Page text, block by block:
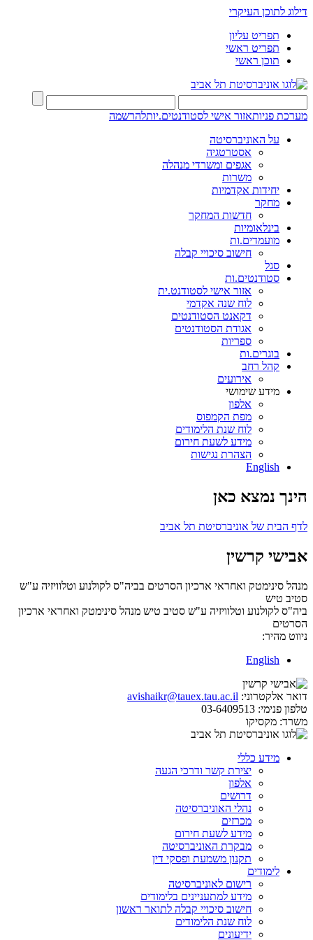
דילוג לתוכן העיקרי
תפריט עליון
תפריט ראשי
תוכן ראשי
מערכת פניותאזור אישי לסטודנטים.יותלהרשמה
על האוניברסיטה
אסטרטגיה
אגפים ומשרדי מנהלה
משרות
יחידות אקדמיות
מחקר
חדשות המחקר
בינלאומיות
מועמדים.ות
חישוב סיכויי קבלה
סגל
סטודנטים.ות
אזור אישי לסטודנט.ית
לוח שנה אקדמי
דקאנט הסטודנטים
אגודת הסטודנטים
ספריות
בוגרים.ות
קהל רחב
אירועים
מידע שימושי
אלפון
מפת הקמפוס
לוח שנת הלימודים
מידע לשעת חירום
הצהרת נגישות
English
הינך נמצא כאן
לדף הבית של אוניברסיטת תל אביב
אבישי קרשין
מנהל סינימטק ואחראי ארכיון הסרטים בביה"ס לקולנוע וטלוויזיה ע"ש
סטיב טיש
ביה"ס לקולנוע וטלוויזיה ע"ש סטיב טיש מנהל סינימטק ואחראי ארכיון
הסרטים
ניווט מהיר:
English
דואר אלקטרוני: avishaikr@tauex.tau.ac.il
טלפון פנימי:
משרד: מקסיקו
מידע כללי
יצירת קשר ודרכי הגעה
אלפון
דרושים
נהלי האוניברסיטה
מכרזים
מידע לשעת חירום
מבקרת האוניברסיטה
תקנון משמעת ופסקי דין
לימודים
רישום לאוניברסיטה
מידע למתעניינים בלימודים
חישוב סיכויי קבלה לתואר ראשון
לוח שנת הלימודים
ידיעונים